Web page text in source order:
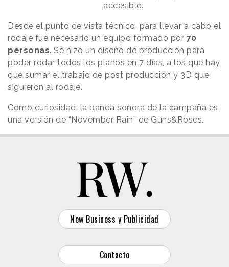
accesible.
Desde el punto de vista técnico, para llevar a cabo el
rodaje fue necesario un equipo formado por 70
personas. Se hizo un diseño de producción para
poder rodar todos los planos en 7 días, a los que hay
que sumar el trabajo de post producción y 3D que
siguieron al rodaje.
Como curiosidad, la banda sonora de la campaña es
una versión de “November Rain” de Guns&Roses.
New Business y Publicidad
Contacto